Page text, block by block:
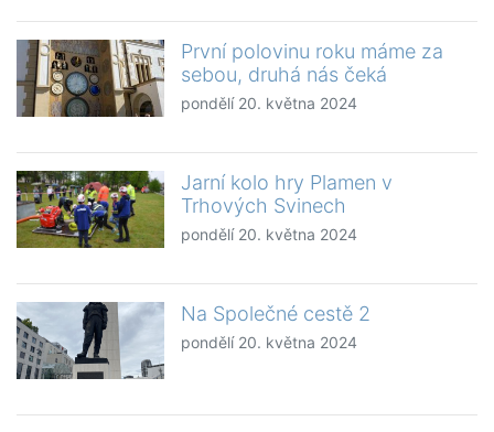
První polovinu roku máme za
sebou, druhá nás čeká
pondělí 20. května 2024
Jarní kolo hry Plamen v
Trhových Svinech
pondělí 20. května 2024
Na Společné cestě 2
pondělí 20. května 2024